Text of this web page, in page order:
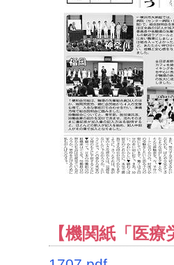
【機関紙「医